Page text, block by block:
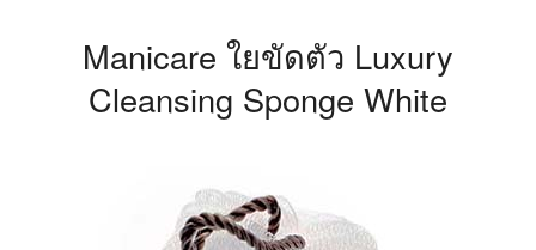
Manicare ใยขัดตัว Luxury
Cleansing Sponge White